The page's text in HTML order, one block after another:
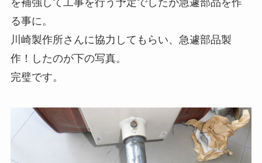
る事に。
川崎製作所さんに協力してもらい、急遽部品製
作！したのが下の写真。
完璧です。